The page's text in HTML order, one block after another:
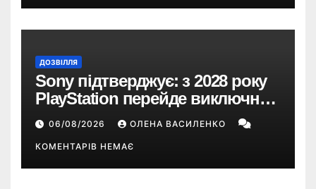
ДОЗВІЛЛЯ
Sony підтверджує: з 2028 року
PlayStation перейде виключно
на цифрові ігри
06/08/2026 ОЛЕНА ВАСИЛЕНКО
КОМЕНТАРІВ НЕМАЄ